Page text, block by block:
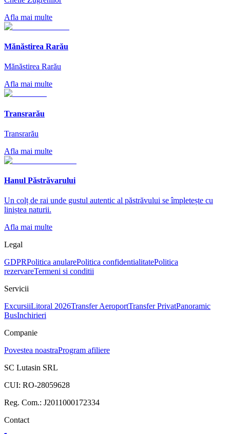
Afla mai multe
Mănăstirea Rarău
Mănăstirea Rarău
Afla mai multe
Transrarău
Transrarău
Afla mai multe
Hanul Păstrăvarului
Un colț de rai unde gustul autentic al păstrăvului se împletește cu
liniștea naturii.
Afla mai multe
Legal
GDPRPolitica anularePolitica confidentialitatePolitica
rezervareTermeni si conditii
Servicii
ExcursiiLitoral 2026Transfer AeroportTransfer PrivatPanoramic
BusInchirieri
Companie
Povestea noastraProgram afiliere
SC Lutasin SRL
CUI: RO-28059628
Reg. Com.: J2011000172334
Contact